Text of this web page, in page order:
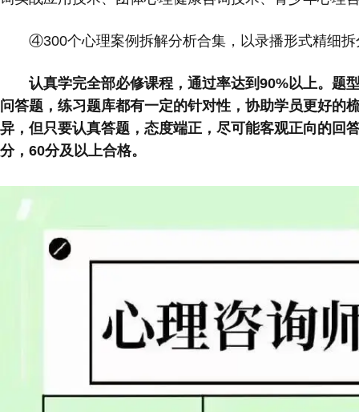
④300个心理案例拆解分析合集，以录播形式精细
认真学完全部必修课程，通过率达到90%以上。题
问答题，练习 题库都有一定的针对性，协助学员更好的
异，但只要认真答题，态度端正，尽可能客观正向的回
分，60分及以上合格。